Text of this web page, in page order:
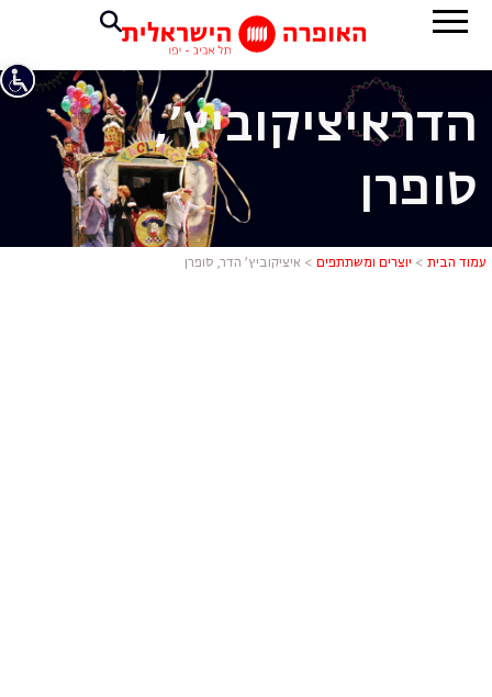
איציקוביץ'
הדראיציקוביץ',
סופרן
עמוד הבית > יוצרים ומשתתפים > איציקוביץ’ הדר, סופרן